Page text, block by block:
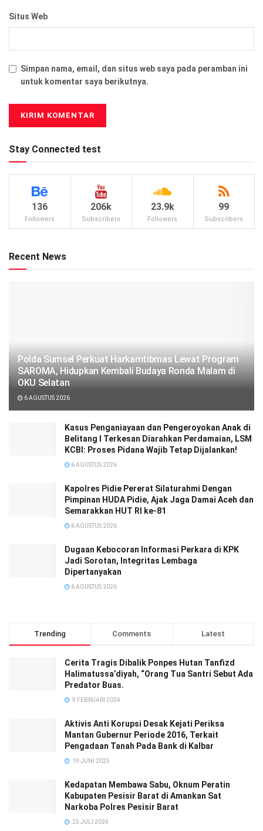
Situs Web
Simpan nama, email, dan situs web saya pada peramban ini
untuk komentar saya berikutnya.
Stay Connected test
136
Followers
206k
Subscribers
23.9k
Followers
99
Subscribers
Recent News
Polda Sumsel Perkuat Harkamtibmas Lewat Program
SAROMA, Hidupkan Kembali Budaya Ronda Malam di
OKU Selatan
6 AGUSTUS 2026
Kasus Penganiayaan dan Pengeroyokan Anak di
Belitang I Terkesan Diarahkan Perdamaian, LSM
KCBI: Proses Pidana Wajib Tetap Dijalankan!
6 AGUSTUS 2026
‎‎Kapolres Pidie Pererat Silaturahmi Dengan
Pimpinan HUDA Pidie, Ajak Jaga Damai Aceh dan
Semarakkan HUT RI ke-81
6 AGUSTUS 2026
Dugaan Kebocoran Informasi Perkara di KPK
Jadi Sorotan, Integritas Lembaga
Dipertanyakan
6 AGUSTUS 2026
Trending Comments Latest
Cerita Tragis Dibalik Ponpes Hutan Tanfizd
Halimatussa’diyah, “Orang Tua Santri Sebut Ada
Predator Buas.
9 FEBRUARI 2024
Aktivis Anti Korupsi Desak Kejati Periksa
Mantan Gubernur Periode 2016, Terkait
Pengadaan Tanah Pada Bank di Kalbar
19 JUNI 2025
Kedapatan Membawa Sabu, Oknum Peratin
Kabupaten Pesisir Barat di Amankan Sat
Narkoba Polres Pesisir Barat
25 JULI 2024